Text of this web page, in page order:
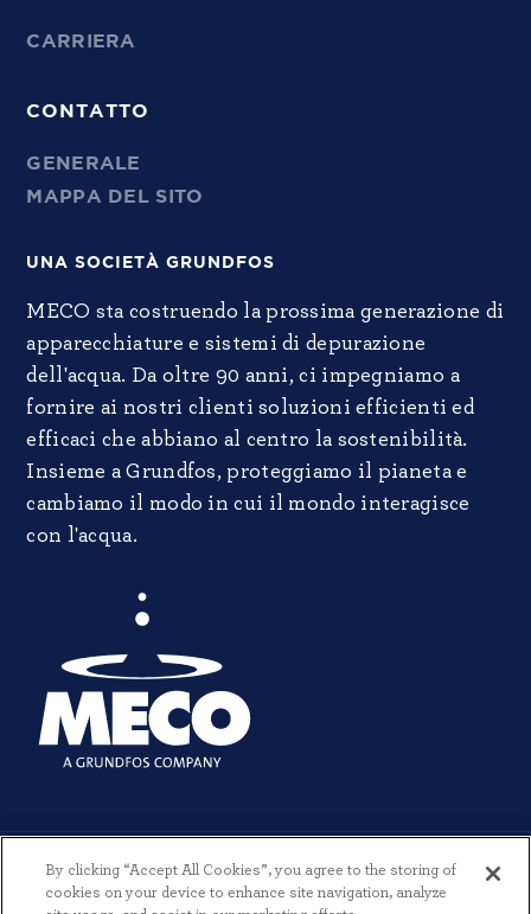
CARRIERA
CONTATTO
GENERALE
MAPPA DEL SITO
UNA SOCIETÀ GRUNDFOS
MECO sta costruendo la prossima generazione di
apparecchiature e sistemi di depurazione
dell'acqua. Da oltre 90 anni, ci impegniamo a
fornire ai nostri clienti soluzioni efficienti ed
efficaci che abbiano al centro la sostenibilità.
Insieme a Grundfos, proteggiamo il pianeta e
cambiamo il modo in cui il mondo interagisce
con l'acqua.
By clicking “Accept All Cookies”, you agree to the storing of
cookies on your device to enhance site navigation, analyze